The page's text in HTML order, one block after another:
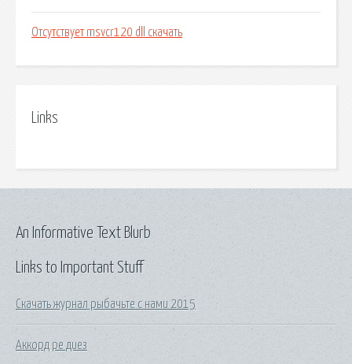
Отсутствует msvcr120 dll скачать
Links
Links to Important Stuff
Скачать журнал рыбачьте с нами 2015
Аккорд ре диез
An Informative Text Blurb